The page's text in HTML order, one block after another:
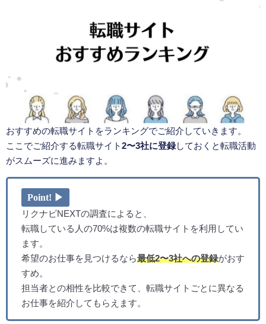
おすすめの転職サイトをランキングでご紹介していきます。
ここでご紹介する転職サイト 2〜3社に登録しておくと転職活動
がスムーズに進みますよ。
Point! ▶
リクナビNEXTの調査によると、
転職している人の70%は複数の転職サイトを利用してい
ます。
希望のお仕事を見つけるなら最低2〜3社への登録がおす
すめ。
担当者との相性を比較できて、転職サイトごとに異なる
お仕事を紹介してもらえます。